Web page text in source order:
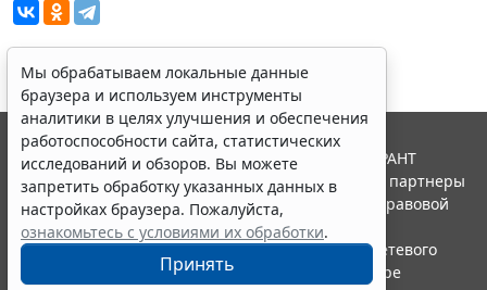
Мы обрабатываем локальные данные
браузера и используем инструменты
аналитики в целях улучшения и обеспечения
работоспособности сайта, статистических
исследований и обзоров. Вы можете
запретить обработку указанных данных в
настройках браузера. Пожалуйста,
ознакомьтесь с условиями их обработки.
Принять
© ООО "НПП "ГАРАНТ-СЕРВИС", 2026. Система ГАРАНТ
выпускается с 1990 года. Компания "Гарант" и ее партнеры
являются участниками Российской ассоциации правовой
информации ГАРАНТ.
Портал ГАРАНТ.РУ зарегистрирован в качестве сетевого
издания Федеральной службой по надзору в сфере